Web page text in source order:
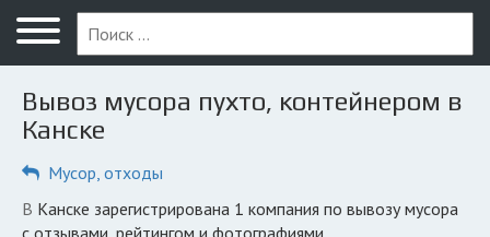
Меню
Главная
Вопрос юристу
Вывоз мусора пухто, контейнером в
Канске
Мусор, отходы
в Канске зарегистрирована 1 компания по вывозу мусора
с отзывами, рейтингом и фотографиями